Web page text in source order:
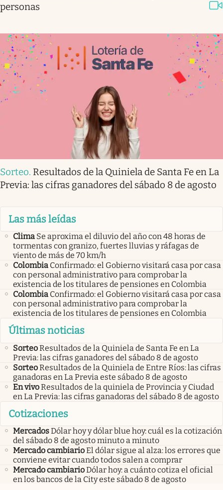
personas
Sorteo. Resultados de la Quiniela de Santa Fe en La
Previa: las cifras ganadores del sábado 8 de agosto
Las más leídas
Clima Se aproxima el diluvio del año con 48 horas de
tormentas con granizo, fuertes lluvias y ráfagas de
viento de más de 70 km/h
Colombia Confirmado: el Gobierno visitará casa por casa
con personal administrativo para comprobar la
existencia de los titulares de pensiones en Colombia
Colombia Confirmado: el Gobierno visitará casa por casa
con personal administrativo para comprobar la
existencia de los titulares de pensiones en Colombia
Últimas noticias
SorteoResultados de la Quiniela de Santa Fe en La
Previa: las cifras ganadores del sábado 8 de agosto
SorteoResultados de la Quiniela de Entre Ríos: las cifras
ganadoras en La Previa este sábado 8 de agosto
En vivoResultados de la quiniela de Provincia y Ciudad
en La Previa: las cifras ganadoras del sábado 8 de agosto
Cotizaciones
MercadosDólar hoy y dólar blue hoy: cuál es la cotización
del sábado 8 de agosto minuto a minuto
Mercado cambiarioEl dólar sigue al alza: los errores que
conviene evitar cuando todos salen a comprar
Mercado cambiarioDólar hoy: a cuánto cotiza el oficial
en los bancos de la City este sábado 8 de agosto